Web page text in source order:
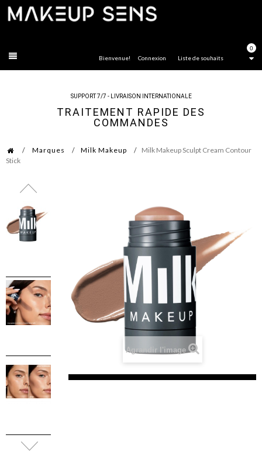
0
Liste de souhaits
Bienvenue! Connexion
SUPPORT 7/7 - LIVRAISON INTERNATIONALE
TRAITEMENT RAPIDE DES
COMMANDES
Marques Milk Makeup
Milk Makeup Sculpt Cream Contour
Stick
Agrandir l'image